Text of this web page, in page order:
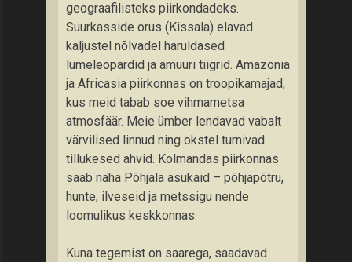
geograafilisteks piirkondadeks.
Suurkasside orus (Kissala) elavad
kaljustel nõlvadel haruldased
lumeleopardid ja amuuri tiigrid. Amazonia
ja Africasia piirkonnas on troopikamajad,
kus meid tabab soe vihmametsa
atmosfäär. Meie ümber lendavad vabalt
värvilised linnud ning okstel turnivad
tillukesed ahvid. Kolmandas piirkonnas
saab näha Põhjala asukaid – põhjapõtru,
hunte, ilveseid ja metssigu nende
loomulikus keskkonnas.
Kuna tegemist on saarega, saadavad